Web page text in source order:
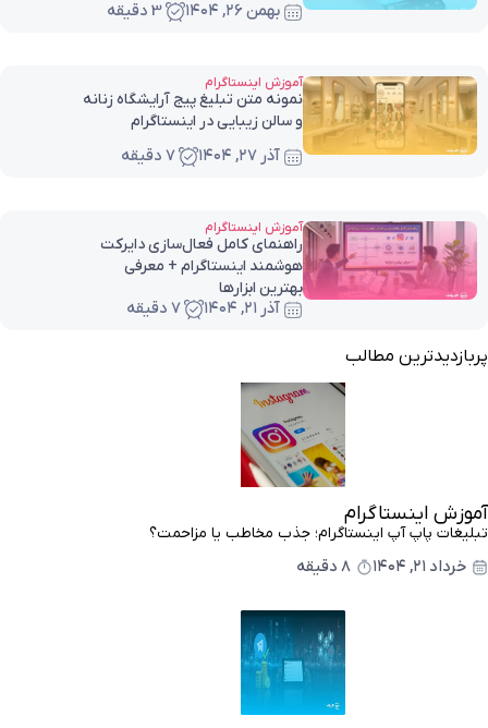
بهمن ۲۶, ۱۴۰۴ 3 دقیقه
آموزش اینستاگرام
نمونه متن تبلیغ پیج آرایشگاه زنانه
و سالن زیبایی در اینستاگرام
آذر ۲۷, ۱۴۰۴ 7 دقیقه
آموزش اینستاگرام
راهنمای کامل فعال‌سازی دایرکت
هوشمند اینستاگرام + معرفی
بهترین ابزارها
آذر ۲۱, ۱۴۰۴ 7 دقیقه
پربازدیدترین مطالب
آموزش اینستاگرام
تبلیغات پاپ آپ اینستاگرام؛ جذب مخاطب یا مزاحمت؟
خرداد ۲۱, ۱۴۰۴ 8 دقیقه